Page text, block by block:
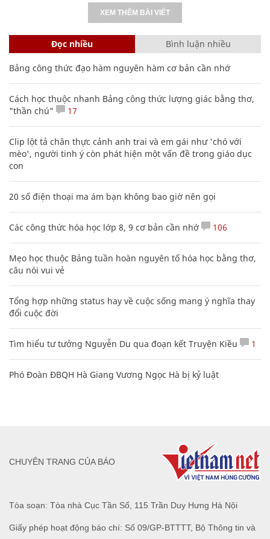
XEM THÊM BÀI VIẾT
Đọc nhiều Bình luận nhiều
Bảng công thức đạo hàm nguyên hàm cơ bản cần nhớ
Cách học thuộc nhanh Bảng công thức lượng giác bằng thơ,
"thần chú"
17
Clip lột tả chân thực cảnh anh trai và em gái như 'chó với
mèo', người tinh ý còn phát hiện một vấn đề trong giáo dục
con
20 số điện thoại ma ám bạn không bao giờ nên gọi
Các công thức hóa học lớp 8, 9 cơ bản cần nhớ 106
Mẹo học thuộc Bảng tuần hoàn nguyên tố hóa học bằng thơ,
câu nói vui vẻ
Tổng hợp những status hay về cuộc sống mang ý nghĩa thay
đổi cuộc đời
Tìm hiểu tư tưởng Nguyễn Du qua đoạn kết Truyện Kiều 1
Phó Đoàn ĐBQH Hà Giang Vương Ngọc Hà bị kỷ luật
Tòa soạn: Tòa nhà Cục Tần Số, 115 Trần Duy Hưng Hà Nội
Giấy phép hoạt động báo chí: Số 09/GP-BTTTT, Bộ Thông tin và
CHUYÊN TRANG CỦA BÁO